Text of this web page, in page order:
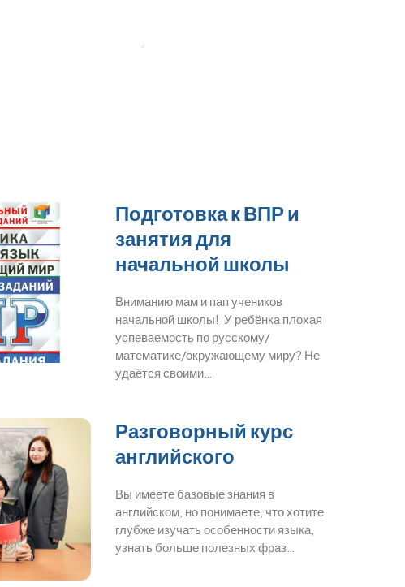
Подготовка к ВПР и
занятия для
начальной школы
Вниманию мам и пап учеников
начальной школы! У ребёнка плохая
успеваемость по русскому/
математике/окружающему миру? Не
удаётся своими…
Разговорный курс
английского
Вы имеете базовые знания в
английском, но понимаете, что хотите
глубже изучать особенности языка,
узнать больше полезных фраз…